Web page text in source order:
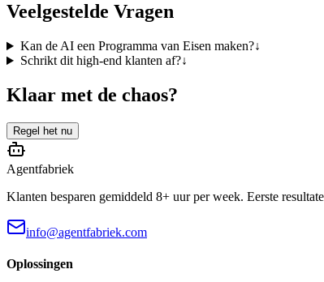
Veelgestelde Vragen
Kan de AI een Programma van Eisen maken?↓
Schrikt dit high-end klanten af?↓
Klaar met de chaos?
Regel het nu
Agentfabriek
Klanten besparen gemiddeld 8+ uur per week. Eerste
info@agentfabriek.com
Oplossingen